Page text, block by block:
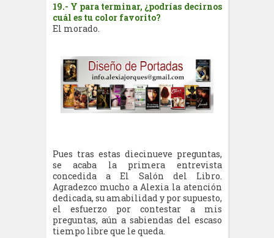
19.- Y para terminar, ¿podrías decirnos
cuál es tu color favorito?
El morado.
Pues tras estas diecinueve preguntas,
se acaba la primera entrevista
concedida a El Salón del Libro.
Agradezco mucho a Alexia la atención
dedicada, su amabilidad y por supuesto,
el esfuerzo por contestar a mis
preguntas, aún a sabiendas del escaso
tiempo libre que le queda.